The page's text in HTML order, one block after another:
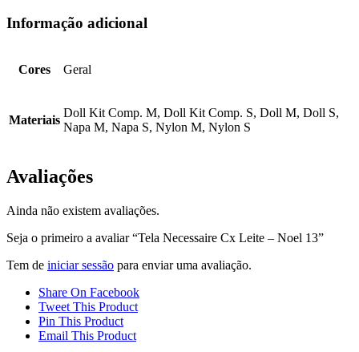
Informação adicional
Cores Geral
Materiais
Doll Kit Comp. M, Doll Kit Comp. S, Doll M, Doll S,
Napa M, Napa S, Nylon M, Nylon S
Avaliações
Ainda não existem avaliações.
Seja o primeiro a avaliar “Tela Necessaire Cx Leite – Noel 13”
Tem de iniciar sessão para enviar uma avaliação.
Share On Facebook
Tweet This Product
Pin This Product
Email This Product